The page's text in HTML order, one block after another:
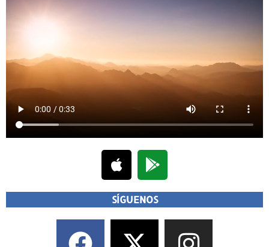
SÍGUENOS